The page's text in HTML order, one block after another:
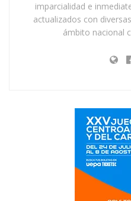
imparcialidad e
actualizados con
ámbito nacional